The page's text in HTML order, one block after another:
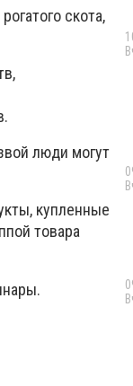
скота,
люди могут
купленные
товара